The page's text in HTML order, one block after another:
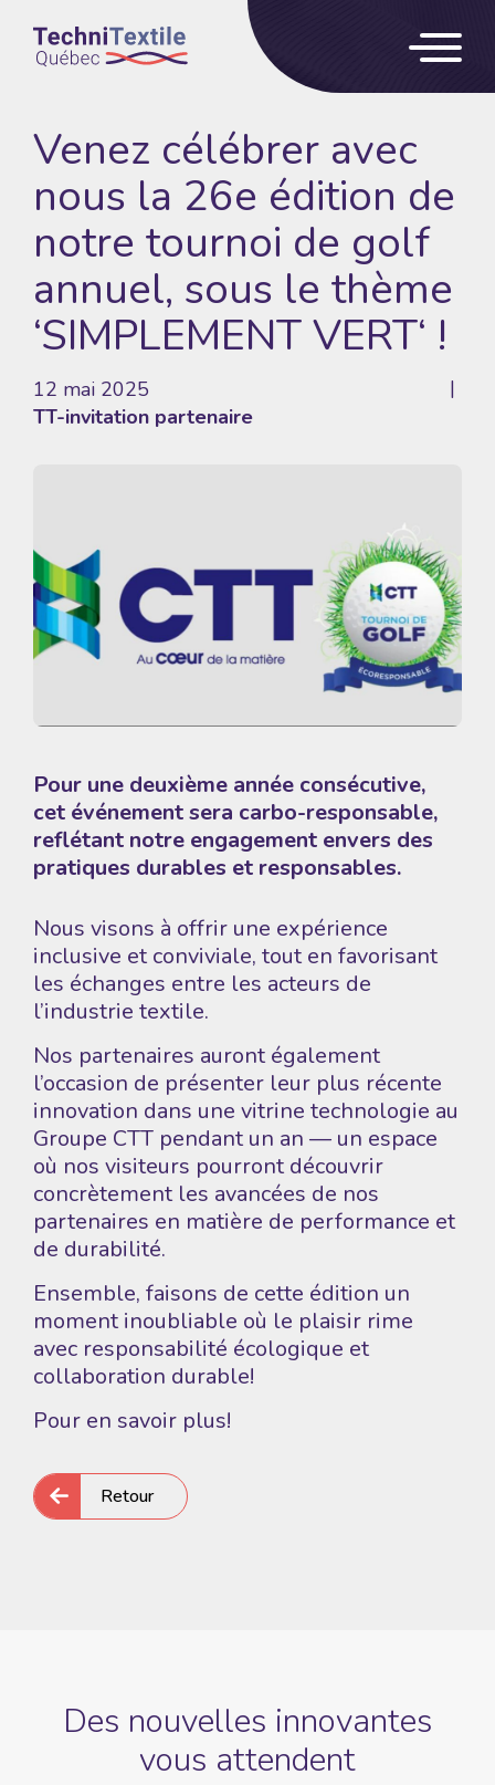
TT-invitation partenaire
Venez célébrer avec
nous la 26e édition de
notre tournoi de golf
annuel, sous le thème
‘SIMPLEMENT VERT‘ !
12 mai 2025
Pour une deuxième année consécutive,
cet événement sera carbo-responsable,
reflétant notre engagement envers des
pratiques durables et responsables.
Nous visons à offrir une expérience
inclusive et conviviale, tout en favorisant
les échanges entre les acteurs de
l’industrie textile.
Nos partenaires auront également
l’occasion de présenter leur plus récente
innovation dans une vitrine technologie au
Groupe CTT pendant un an — un espace
où nos visiteurs pourront découvrir
concrètement les avancées de nos
partenaires en matière de performance et
de durabilité.
Ensemble, faisons de cette édition un
moment inoubliable où le plaisir rime
avec responsabilité écologique et
collaboration durable!
Pour en savoir plus!
Retour
Des nouvelles innovantes
vous attendent